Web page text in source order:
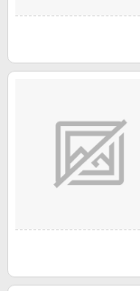
旅行・レジャー・ホ
金融・マネー・保険
デジタルコンテンツ
ビジネス・その他サー
お中元特集2026
Apple公式サイト×楽
Qoo10メガポ